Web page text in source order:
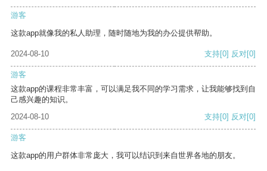
游客
这款app就像我的私人助理，随时随地为我的办公提供帮助。
2024-08-10 支持[0] 反对[0]
游客
这款app的课程非常丰富，可以满足我不同的学习需求，让我能够找到自
己感兴趣的知识。
2024-08-10
支持[0] 反对[0]
游客
这款app的用户群体非常庞大，我可以结识到来自世界各地的朋友。